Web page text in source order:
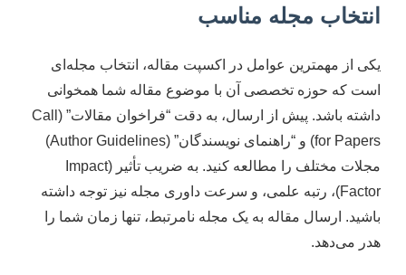
انتخاب مجله مناسب
یکی از مهمترین عوامل در اکسپت مقاله، انتخاب مجله‌ای
است که حوزه تخصصی آن با موضوع مقاله شما همخوانی
داشته باشد. پیش از ارسال، به دقت “فراخوان مقالات” (Call
for Papers) و “راهنمای نویسندگان” (Author Guidelines)
مجلات مختلف را مطالعه کنید. به ضریب تأثیر (Impact
Factor)، رتبه علمی، و سرعت داوری مجله نیز توجه داشته
باشید. ارسال مقاله به یک مجله نامرتبط، تنها زمان شما را
هدر می‌دهد.